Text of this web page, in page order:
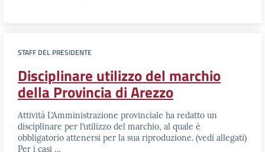
STAFF DEL PRESIDENTE
Disciplinare utilizzo del marchio
della Provincia di Arezzo
Attività L’Amministrazione provinciale ha redatto un
disciplinare per l’utilizzo del marchio, al quale è
obbligatorio attenersi per la sua riproduzione. (vedi allegati)
Per i casi …